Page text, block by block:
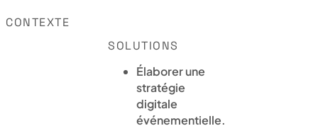
CONTEXTE
SOLUTIONS
Élaborer une
stratégie
digitale
événementielle.